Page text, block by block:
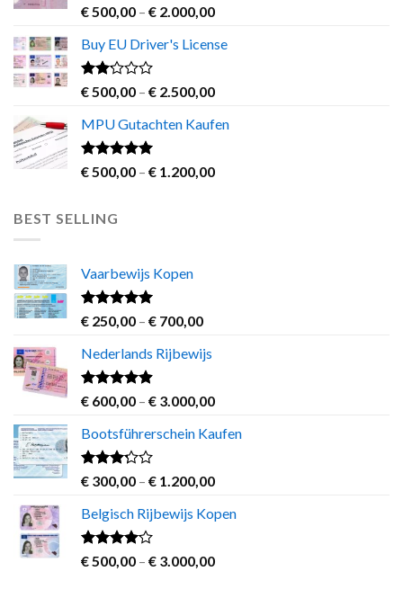
Rated
out
of 5
€ 500,00 – € 2.000,00Price
€ 500,00
€ 2.000,00
Buy EU Driver's License
Rated
out
of 5
€ 500,00 – € 2.500,00Price
€ 500,00
€ 2.500,00
MPU Gutachten Kaufen
Rated5.00
out of 5
€ 500,00 – € 1.200,00Price
BEST SELLING
Vaarbewijs Kopen
Rated4.63
out of 5
€ 250,00 – € 700,00Price
€ 250,00
€ 700,00
Nederlands Rijbewijs
Rated4.60
out of 5
€ 600,00 – € 3.000,00Price
€ 600,00
€ 3.000,00
Bootsführerschein Kaufen
Rated
out of
5
€ 300,00 – € 1.200,00Price
€ 300,00
€ 1.200,00
Belgisch Rijbewijs Kopen
Rated
out
€500,00 – € 3.000,00Price